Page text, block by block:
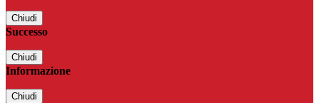
Chiudi
Successo
Chiudi
Informazione
Chiudi